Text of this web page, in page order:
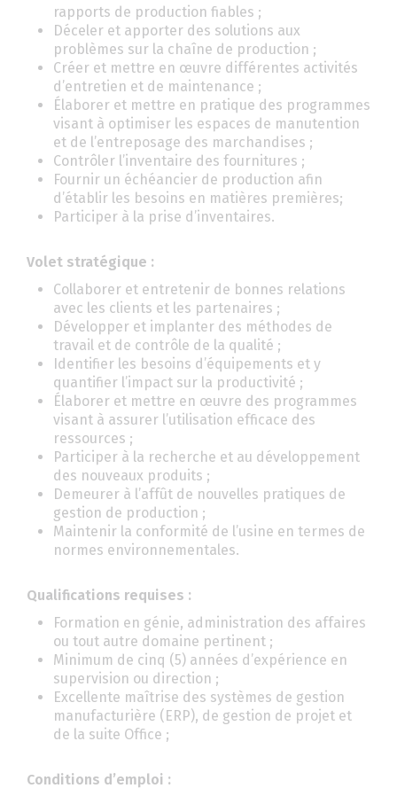
rapports de production fiables ;
Déceler et apporter des solutions aux
problèmes sur la chaîne de production ;
Créer et mettre en œuvre différentes activités
d’entretien et de maintenance ;
Élaborer et mettre en pratique des programmes
visant à optimiser les espaces de manutention
et de l’entreposage des marchandises ;
Contrôler l’inventaire des fournitures ;
Fournir un échéancier de production afin
d’établir les besoins en matières premières;
Participer à la prise d’inventaires.
Volet stratégique :
Collaborer et entretenir de bonnes relations
avec les clients et les partenaires ;
Développer et implanter des méthodes de
travail et de contrôle de la qualité ;
Identifier les besoins d’équipements et y
quantifier l’impact sur la productivité ;
Élaborer et mettre en œuvre des programmes
visant à assurer l’utilisation efficace des
ressources ;
Participer à la recherche et au développement
des nouveaux produits ;
Demeurer à l’affût de nouvelles pratiques de
gestion de production ;
Maintenir la conformité de l’usine en termes de
normes environnementales.
Qualifications requises :
Formation en génie, administration des affaires
ou tout autre domaine pertinent ;
Minimum de cinq (5) années d’expérience en
supervision ou direction ;
Excellente maîtrise des systèmes de gestion
manufacturière (ERP), de gestion de projet et
de la suite Office ;
Conditions d’emploi :